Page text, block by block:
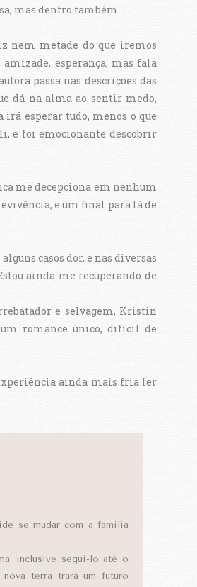
mas dentro também.
nem metade do que iremos
esperança, mas fala
passa nas descrições das
dá na alma ao sentir medo,
esperar tudo, menos o que
e foi emocionante descobrir
me decepciona em nenhum
e um final para lá de
casos dor, e nas diversas
ainda me recuperando de
e selvagem, Kristin
romance único, difícil de
ainda mais fria ler
se mudar com a família
inclusive segui-lo até o
terra trará um futuro